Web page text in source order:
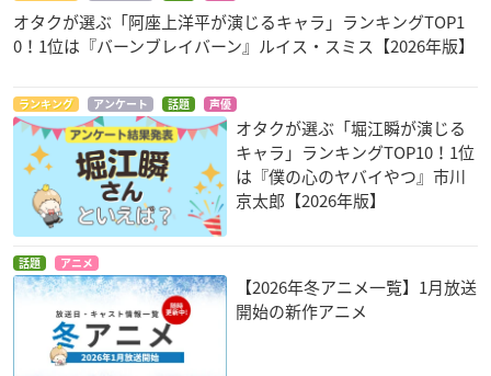
オタクが選ぶ「阿座上洋平が演じるキャラ」ランキングTOP1
0！1位は『バーンブレイバーン』ルイス・スミス【2026年版】
ランキング アンケート 話題 声優
オタクが選ぶ「堀江瞬が演じる
キャラ」ランキングTOP10！1位
は『僕の心のヤバイやつ』市川
京太郎【2026年版】
話題 アニメ
【2026年冬アニメ一覧】1月放送
開始の新作アニメ